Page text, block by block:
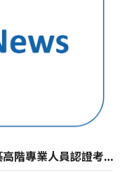
【考試報名】「109年度智慧綠建築高階專業人員認證考試」報名已結束！